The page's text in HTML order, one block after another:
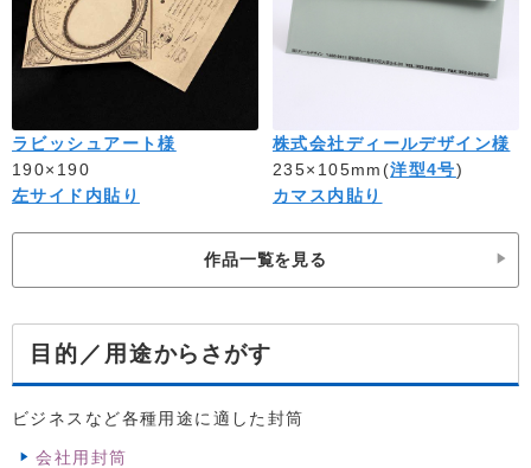
ラビッシュアート様
190×190
左サイド内貼り
株式会社ディールデザイン様
235×105mm(洋型4号)
カマス内貼り
作品一覧を見る
目的／用途からさがす
ビジネスなど各種用途に適した封筒
会社用封筒